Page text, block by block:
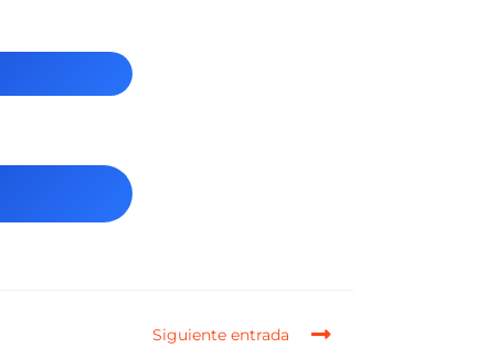
Siguiente entrada